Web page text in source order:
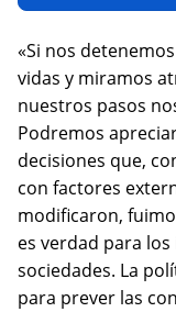
«Si nos
vidas y miramos
nuestros pasos
Podremos
decisiones que,
con factores
modificaron,
es verdad para
sociedades. La
para prever las